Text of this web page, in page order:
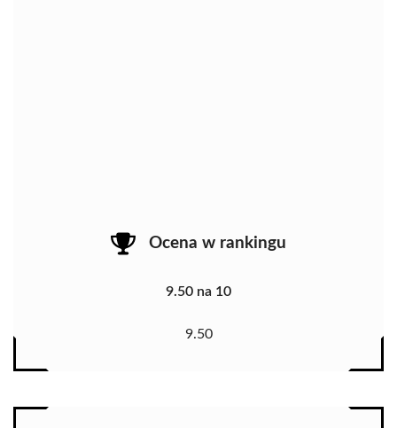
Ocena w rankingu
9.50 na 10
9.50